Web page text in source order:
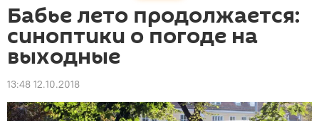
Бабье лето продолжается:
синоптики о погоде на
выходные
13:48 12.10.2018